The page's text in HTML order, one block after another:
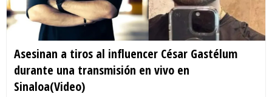
Asesinan a tiros al influencer César Gastélum
durante una transmisión en vivo en
Sinaloa(Video)